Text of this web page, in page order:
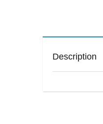
Description